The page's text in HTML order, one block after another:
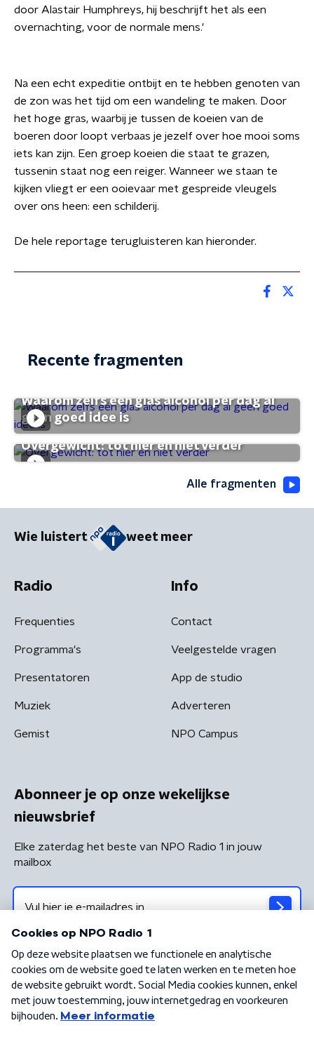
door Alastair Humphreys, hij beschrijft het als een
overnachting, voor de normale mens.'
Na een echt expeditie ontbijt en te hebben genoten van
de zon was het tijd om een wandeling te maken. Door
het hoge gras, waarbij je tussen de koeien van de
boeren door loopt verbaas je jezelf over hoe mooi soms
iets kan zijn. Een groep koeien die staat te grazen,
tussenin staat nog een reiger. Wanneer we staan te
kijken vliegt er een ooievaar met gespreide vleugels
over ons heen: een schilderij.
De hele reportage terugluisteren kan hieronder.
Recente fragmenten
Waarom zelfs één glas alcohol per dag al
geen goed idee is
Overgewicht: tot hier en niet verder
Alle fragmenten
Wie luistert weet meer
Radio
Frequenties
Programma's
Presentatoren
Muziek
Gemist
Info
Contact
Veelgestelde vragen
App de studio
Adverteren
NPO Campus
Abonneer je op onze wekelijkse
nieuwsbrief
Elke zaterdag het beste van NPO Radio 1 in jouw
mailbox
Algemene voorwaarden